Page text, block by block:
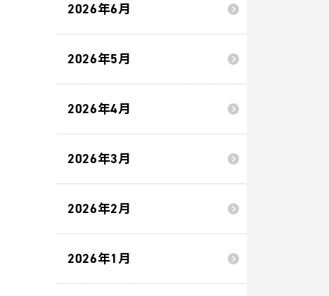
2026年6月
2026年5月
2026年4月
2026年3月
2026年2月
2026年1月